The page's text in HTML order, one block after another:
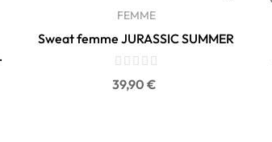
FEMME
Sweat femme JURASSIC SUMMER
Prix
39,90 €